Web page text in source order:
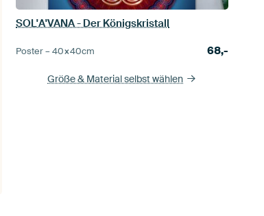
SOL'A'VANA - Der Königskristall
Poster –40×40cm 68,-
Größe & Material selbst wählen